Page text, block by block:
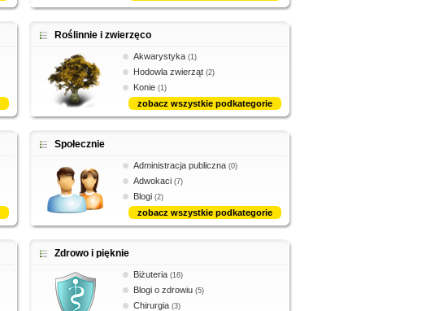
Roślinnie i zwierzęco
Akwarystyka (1)
Hodowla zwierząt (2)
Konie (1)
zobacz wszystkie podkategorie
Społecznie
Administracja publiczna (0)
Adwokaci (7)
Blogi (2)
zobacz wszystkie podkategorie
Zdrowo i pięknie
Biżuteria (16)
Blogi o zdrowiu (5)
Chirurgia (3)